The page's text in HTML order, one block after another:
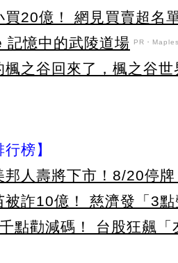
買20億！ 網見買賣超名
憶中的武陵道場
PR・
之谷回來了，楓之谷世
行榜】
邦人壽將下市！8/20停
被詐10億！ 慈濟發「3
點勸減碼！ 台股狂飆